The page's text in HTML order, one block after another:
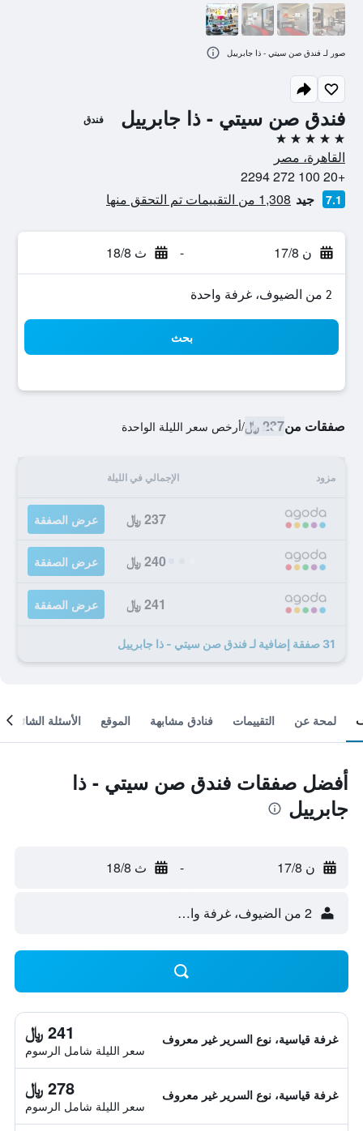
فندق صن سيتي - ذا جابرييل فندق
5 نجوم
القاهرة، مصر
+20 100 272 2294
7.1 جيد 1,308 من التقييمات تم التحقق منها
ن 17/8 - ث 18/8
2 من الضيوف، غرفة واحدة
بحث
صفقات من237 ﷼ /أرخص سعر الليلة الواحدة
مزود الإجمالي في الليلة
237 ﷼ عرض الصفقة
240 ﷼ عرض الصفقة
241 ﷼ عرض الصفقة
31 صفقة إضافية لـ فندق صن سيتي - ذا جابرييل
صور لـ فندق صن سيتي - ذا جابرييل
لمحة عن التقييمات فنادق مشابهة الموقع الأسئلة الشائعة
أفضل صفقات فندق صن سيتي - ذا
جابرييل
ن 17/8 - ث 18/8
2 من الضيوف، غرفة واحدة
غرفة قياسية، نوع السرير غير معروف 241 ﷼
سعر الليلة شامل الرسوم
غرفة قياسية، نوع السرير غير معروف 278 ﷼
سعر الليلة شامل الرسوم